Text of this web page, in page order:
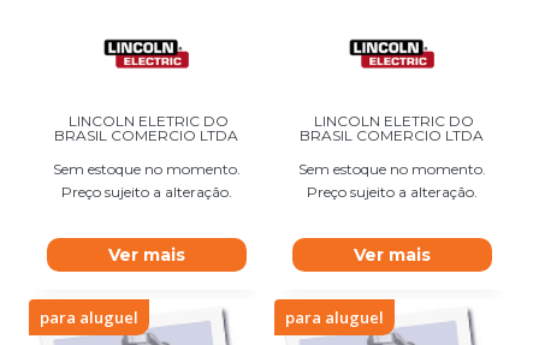
LINCOLN ELETRIC DO
BRASIL COMERCIO LTDA
Sem estoque no momento.
Preço sujeito a alteração.
Ver mais
LINCOLN ELETRIC DO
BRASIL COMERCIO LTDA
Sem estoque no momento.
Preço sujeito a alteração.
Ver mais
para aluguel para aluguel